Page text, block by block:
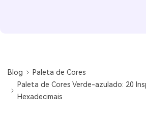
Blog
Paleta de Cores
Paleta de Cores Verde-azulado: 20
Hexadecimais